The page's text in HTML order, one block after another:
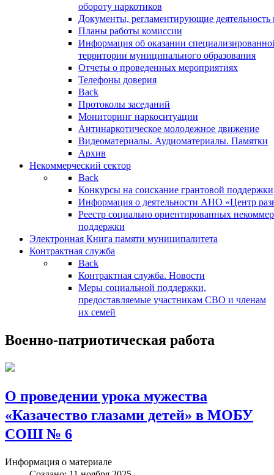
обороту наркотиков
Документы, регламентирующие деятельность
Планы работы комиссии
Информация об оказании
территории муниципального образования
Отчеты о проведенных мероприятиях
Телефоны доверия
Back
Протоколы заседаний
Мониторинг наркоситуации
Антинаркотическое молодежное движение
Видеоматериалы. Аудиоматериалы. Памятки
Архив
Некоммерческий сектор
Back
Конкурсы на соискание грантовой поддержки
Информация о деятельности АНО «Центр
Реестр социально ориентированных
поддержки
Электронная Книга памяти муниципалитета
Контрактная служба
Back
Контрактная служба. Новости
Меры социальной поддержки,
предоставляемые участникам СВО и членам
их семей
Военно-патриотическая работа
О проведении урока мужества
«Казачество глазами детей» в МОБУ
СОШ № 6
Информация о материале